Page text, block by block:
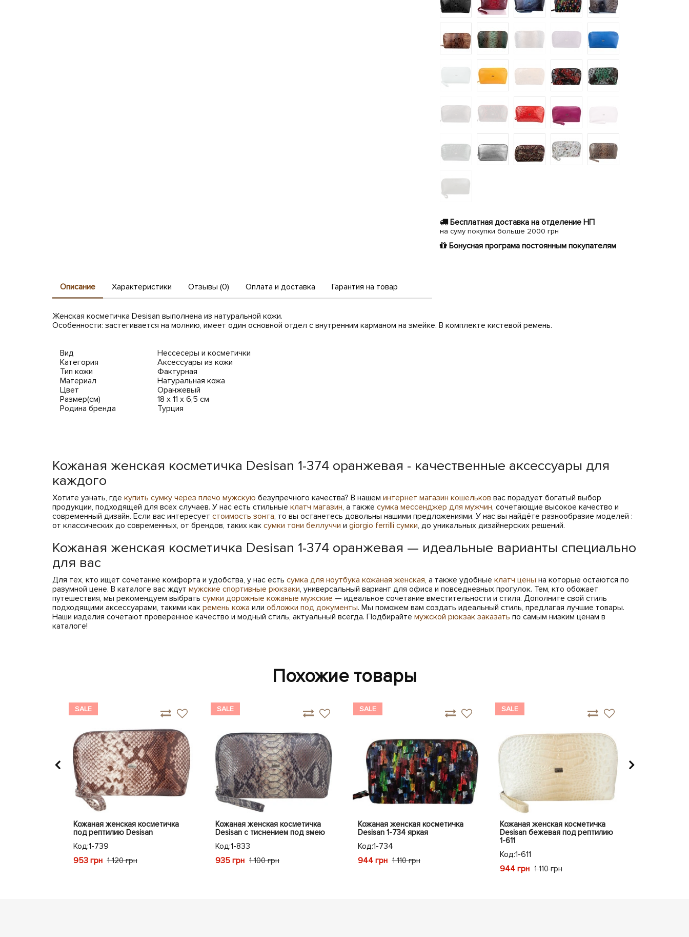
Бесплатная доставка на отделение НП
на суму покупки больше 2000 грн
Бонусная програма постоянным покупателям
Описание Характеристики Отзывы (0) Оплата и доставка Гарантия на товар
Женская косметичка Desisan выполнена из натуральной кожи.
Особенности: застегивается на молнию, имеет один основной отдел с внутренним карманом на змейке. В комплекте кистевой ремень.
Вид
Нессесеры и косметички
Категория
Аксессуары из кожи
Тип кожи
Фактурная
Материал
Натуральная кожа
Цвет
Оранжевый
Размер(см)
18 x 11 x 6,5 см
Родина бренда
Турция
Кожаная женская косметичка Desisan 1-374 оранжевая - качественные аксессуары для
каждого
Хотите узнать, где купить сумку через плечо мужскую безупречного качества? В нашем интернет магазин кошельков вас порадует богатый выбор
продукции, подходящей для всех случаев. У нас есть стильные клатч магазин, а также сумка мессенджер для мужчин, сочетающие высокое качество и
современный дизайн. Если вас интересует стоимость зонта, то вы останетесь довольны нашими предложениями. У нас вы найдёте разнообразие моделей :
от классических до современных, от брендов, таких как сумки тони беллуччи и giorgio ferrilli сумки, до уникальных дизайнерских решений.
Кожаная женская косметичка Desisan 1-374 оранжевая — идеальные варианты специально
для вас
Для тех, кто ищет сочетание комфорта и удобства, у нас есть сумка для ноутбука кожаная женская, а также удобные клатч цены на которые остаются по
разумной цене. В каталоге вас ждут мужские спортивные рюкзаки, универсальный вариант для офиса и повседневных прогулок. Тем, кто обожает
путешествия, мы рекомендуем выбрать сумки дорожные кожаные мужские — идеальное сочетание вместительности и стиля. Дополните свой стиль
подходящими аксессуарами, такими как ремень кожа или обложки под документы. Мы поможем вам создать идеальный стиль, предлагая лучшие товары.
Наши изделия сочетают проверенное качество и модный стиль, актуальный всегда. Подбирайте мужской рюкзак заказать по самым низким ценам в
каталоге!
Похожие товары
SALE
Кожаная женская косметичка
под рептилию Desisan
Код:1-739
953 грн 1 120 грн
SALE
Кожаная женская косметичка
Desisan с тиснением под змею
Код:1-833
935 грн 1 100 грн
SALE
Кожаная женская косметичка
Desisan 1-734 яркая
Код:1-734
944 грн 1 110 грн
SALE
Кожаная женская косметичка
Desisan бежевая под рептилию
1-611
Код:1-611
944 грн 1 110 грн